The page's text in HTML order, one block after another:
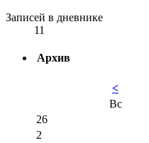
Записей в дневнике
11
Архив
<
Вс
26
2